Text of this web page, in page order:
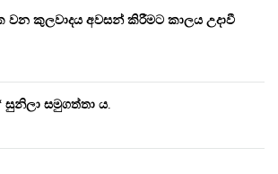
වන කුලවාදය අවසන් කිරීමට කාලය උදාවී
සුනිලා සමුගත්තා ය.